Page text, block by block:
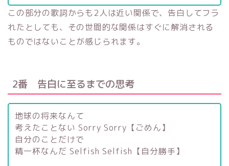
この部分の歌詞からも2人は近い関係で、告白してフラ
れたとしても、その世間的な関係はすぐに解消される
ものではないことが感じられます。
2番 告白に至るまでの思考
地球の将来なんて
考えたことない Sorry Sorry【ごめん】
自分のことだけで
精一杯なんだ Selfish Selfish【自分勝手】